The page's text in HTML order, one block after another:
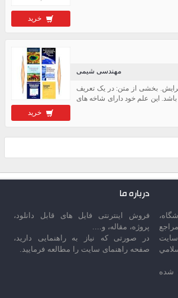
خرید
خرید
مهندسی شیمی
- ژئوشیمی محیطی ،در حجم 45 اسلاید قابل ویرایش. بخشی از متن: در یک تعریف
این علم خود دارای شاخه های
سايت
شده
درباره ما
فروش اینترنتی فایل های قابل دانلود،
پروژه، مقاله، و....
در صورتی که نیاز به راهنمایی دارید،
صفحه راهنمای سایت را مطالعه فرمایید.